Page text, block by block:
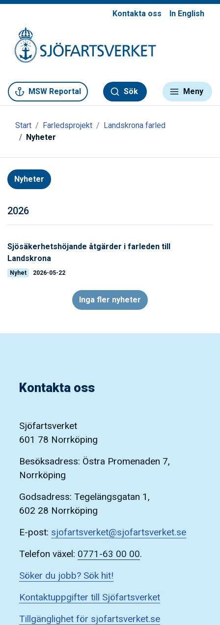
Kontakta oss In English
MSW Reportal Sök Meny
Start Farledsprojekt
Landskrona farled
Nyheter
Nyheter
2026
Sjösäkerhetshöjande åtgärder i farleden till
Landskrona
Nyhet 2026-05-22
Inga fler nyheter
Kontakta oss
Sjöfartsverket
601 78 Norrköping
Besöksadress: Östra Promenaden 7,
Norrköping
Godsadress: Tegelängsgatan 1,
602 28 Norrköping
E-post: sjofartsverket@sjofartsverket.se
Telefon växel: 0771-63 00 00.
Söker du jobb? Sök hit!
Kontaktuppgifter till Sjöfartsverket
Tillgänglighet för sjofartsverket.se